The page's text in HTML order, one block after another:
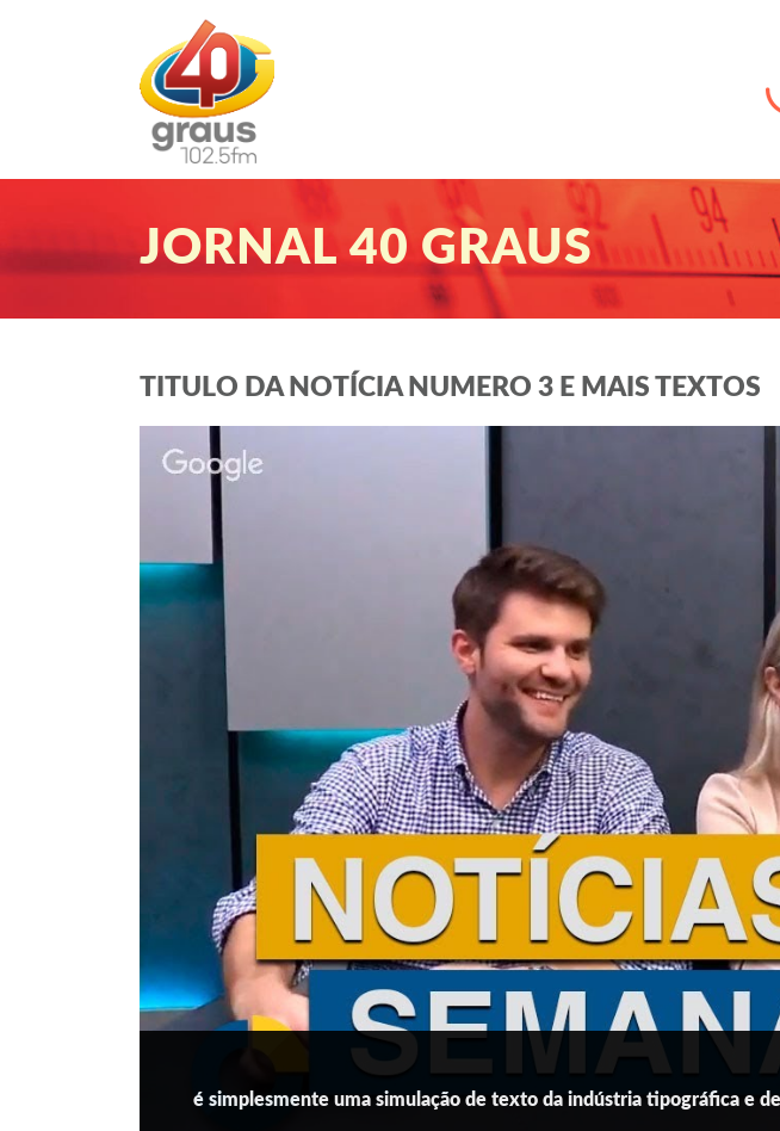
JORNAL 40 GRAUS
TITULO DA NOTÍCIA NUMERO 3 E MAIS TEXTOS
é simplesmente uma simulação de texto da indústria tipográfica e